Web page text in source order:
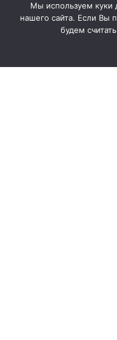
Мы используем куки
нашего сайта. Если Вы
будем